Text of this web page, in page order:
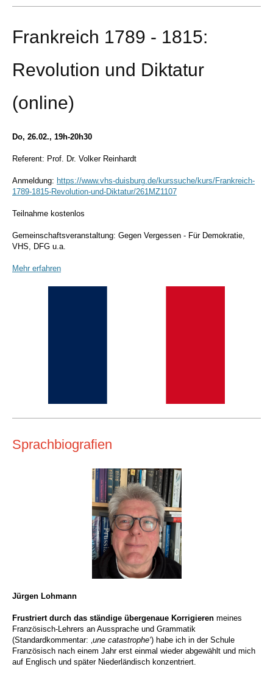
Frankreich 1789 - 1815:
Revolution und Diktatur
(online)
Do, 26.02., 19h-20h30
Referent: Prof. Dr. Volker Reinhardt
Anmeldung: https://www.vhs-duisburg.de/kurssuche/kurs/Frankreich-
1789-1815-Revolution-und-Diktatur/261MZ1107
Teilnahme kostenlos
Gemeinschaftsveranstaltung: Gegen Vergessen - Für Demokratie,
VHS, DFG u.a.
Mehr erfahren
Sprachbiografien
Jürgen Lohmann
Frustriert durch das ständige übergenaue Korrigieren meines
Französisch-Lehrers an Aussprache und Grammatik
(Standardkommentar: ‚une catastrophe‘) habe ich in der Schule
Französisch nach einem Jahr erst einmal wieder abgewählt und mich
auf Englisch und später Niederländisch konzentriert.